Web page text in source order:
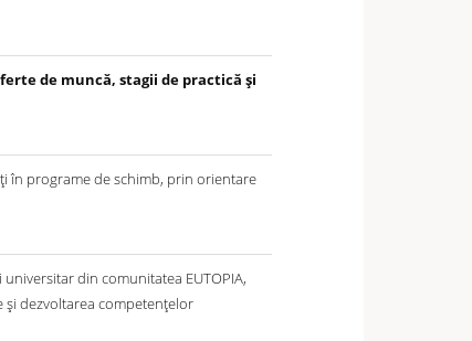
de muncă, stagii de practică și
în programe de schimb, prin orientare
din comunitatea EUTOPIA,
dezvoltarea competențelor